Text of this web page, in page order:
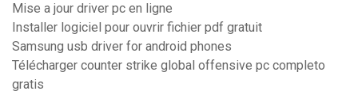
Mise a jour driver pc en ligne
Installer logiciel pour ouvrir fichier pdf gratuit
Samsung usb driver for android phones
Télécharger counter strike global offensive pc completo
gratis